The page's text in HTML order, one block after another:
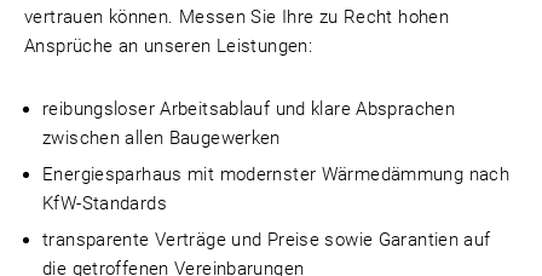
vertrauen können. Messen Sie Ihre zu Recht hohen
Ansprüche an unseren Leistungen:
reibungsloser Arbeitsablauf und klare Absprachen
zwischen allen Baugewerken
Energiesparhaus mit modernster Wärmedämmung nach
KfW-Standards
transparente Verträge und Preise sowie Garantien auf
die getroffenen Vereinbarungen